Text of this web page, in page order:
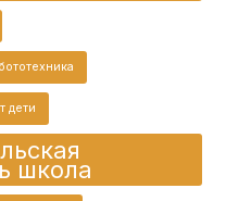
дети
школа